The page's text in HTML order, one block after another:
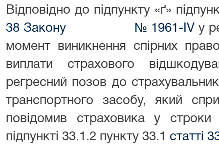
Відповідно до підпункту «ґ»
38 Закону № 1961-IV у
момент виникнення спірних
виплати страхового
регресний позов до
транспортного засобу, який
повідомив страховика у
підпункті 33.1.2 пункту 33.1 статті